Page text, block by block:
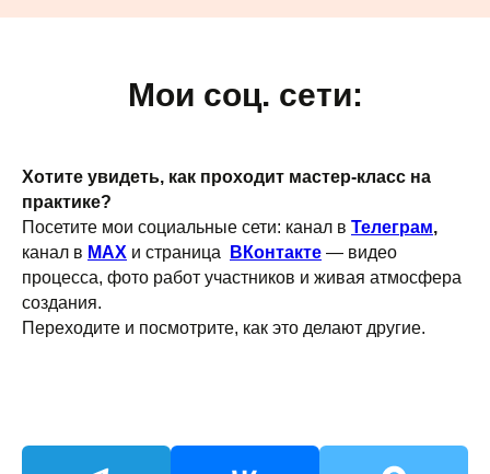
Мои соц. сети:
Хотите увидеть, как проходит мастер-класс на
практике?
Посетите мои социальные сети: канал в Телеграм,
канал в MAX и страница ВКонтакте — видео
процесса, фото работ участников и живая атмосфера
создания.
Переходите и посмотрите, как это делают другие.